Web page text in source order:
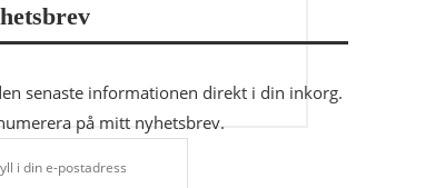
senaste informationen direkt i din inkorg.
på mitt nyhetsbrev.